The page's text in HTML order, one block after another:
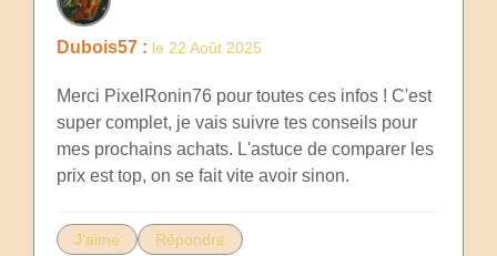
Dubois57 : le 22 Août 2025
Merci PixelRonin76 pour toutes ces infos ! C'est
super complet, je vais suivre tes conseils pour
mes prochains achats. L'astuce de comparer les
prix est top, on se fait vite avoir sinon.
J'aime Répondre